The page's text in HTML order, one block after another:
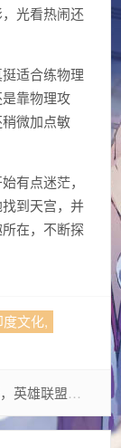
光看热闹还
适合练物理
靠物理攻
稍微加点敏
有点迷茫，
到天宫，并
在，不断探
度文化,
从草根到神坛，英雄联盟教主的电竞信仰启示录